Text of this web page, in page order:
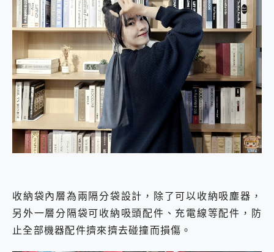
收納袋內層為兩隔分袋設計，除了可以收納吸塵器，
另外一層分隔袋可收納吸頭配件、充電線等配件，防
止全部機器配件擠來擠去碰撞而損傷。